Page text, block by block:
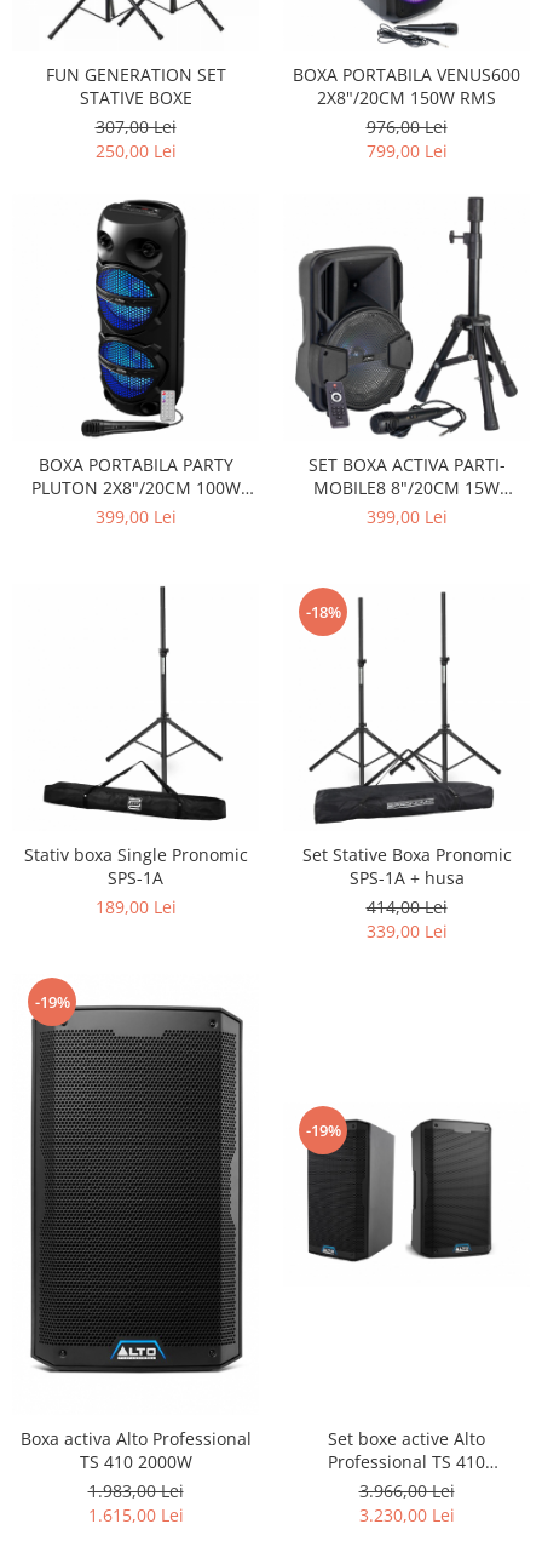
Alte accesorii
Case Saxofon
Doze
Microfoane sax
Piese de schimb
Ancii clarinet
Mustiuc clarinet
Stativ clarinet
Bratara clarinet
Doza clarinet
Plasturi clarinet
Corn de vanatoare
Eufoniu & Bariton
Accesorii flaut
Fligorn / FlugelHorn
Oboi
Tenor Horn
Trompete piccolo
Mandolina Electro-Acustica
Sisteme wireless intrumente cu
Corzi
Curele
Mixer Analog
Mixere amplificate
Set mixer amplificat
Stativ microfon
FUN GENERATION SET
STATIVE BOXE
307,00 Lei
250,00 Lei
BOXA PORTABILA VENUS600
2X8"/20CM 150W RMS
976,00 Lei
799,00 Lei
BOXA PORTABILA PARTY
PLUTON 2X8"/20CM 100W
TWS BT/FM/USB/MSD
399,00 Lei
SET BOXA ACTIVA PARTI-
MOBILE8 8"/20CM 15W
ILUMINAT LED CU
399,00 Lei
Stativ boxa Single Pronomic
SPS-1A
189,00 Lei
-18%
Set Stative Boxa Pronomic
SPS-1A + husa
414,00 Lei
339,00 Lei
-19%
Boxa activa Alto Professional
TS 410 2000W
1.983,00 Lei
1.615,00 Lei
-19%
Set boxe active Alto
Professional TS 410
2000W+2000W
3.966,00 Lei
3.230,00 Lei